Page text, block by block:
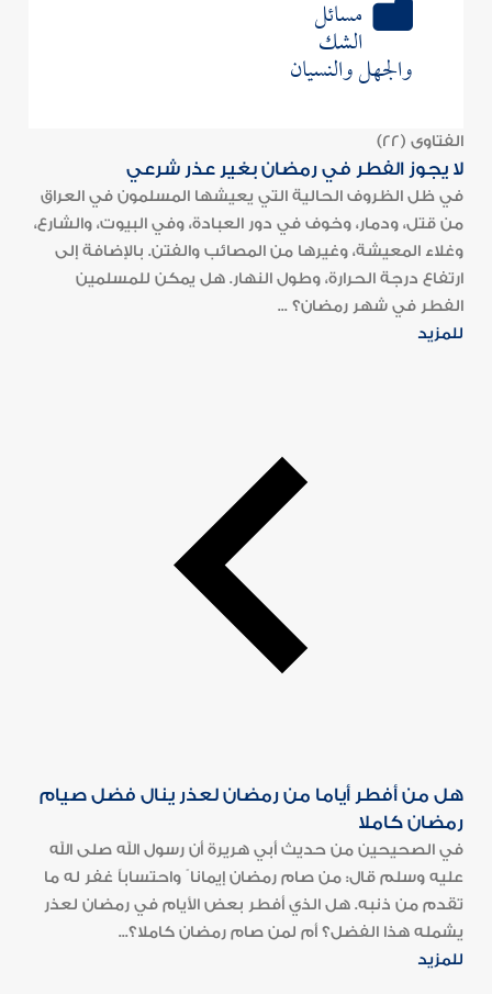
مسائل
الشك
والجهل والنسيان
الفتاوى (22)
لا يجوز الفطر في رمضان بغير عذر شرعي
في ظل الظروف الحالية التي يعيشها المسلمون في العراق
من قتل، ودمار، وخوف في دور العبادة، وفي البيوت، والشارع،
وغلاء المعيشة، وغيرها من المصائب والفتن. بالإضافة إلى
ارتفاع درجة الحرارة، وطول النهار. هل يمكن للمسلمين
الفطر في شهر رمضان؟ ...
للمزيد
هل من أفطر أياما من رمضان لعذر ينال فضل صيام
رمضان كاملا
في الصحيحين من حديث أبي هريرة أن رسول الله صلى الله
عليه وسلم قال: من صام رمضان إيمانا ً واحتساباً غفر له ما
تقدم من ذنبه. هل الذي أفطر بعض الأيام في رمضان لعذر
يشمله هذا الفضل؟ أم لمن صام رمضان كاملا؟...
للمزيد